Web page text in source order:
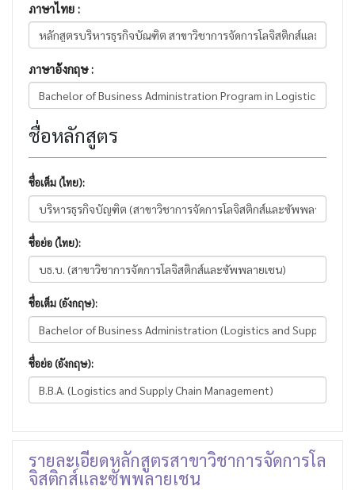
ภาษาไทย :
ภาษาอังกฤษ :
ชื่อหลักสูตร
ชื่อเต็ม (ไทย):
ชื่อย่อ (ไทย):
ชื่อเต็ม (อังกฤษ):
ชื่อย่อ (อังกฤษ):
รายละเอียดหลักสูตรสาขาวิชาการจัดการโล
จิสติกส์และซัพพลายเชน